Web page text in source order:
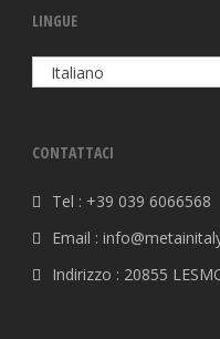
LINGUE
Italiano
CONTATTACI
Tel : +39 039 6066568
Email :
Indirizzo : 20855